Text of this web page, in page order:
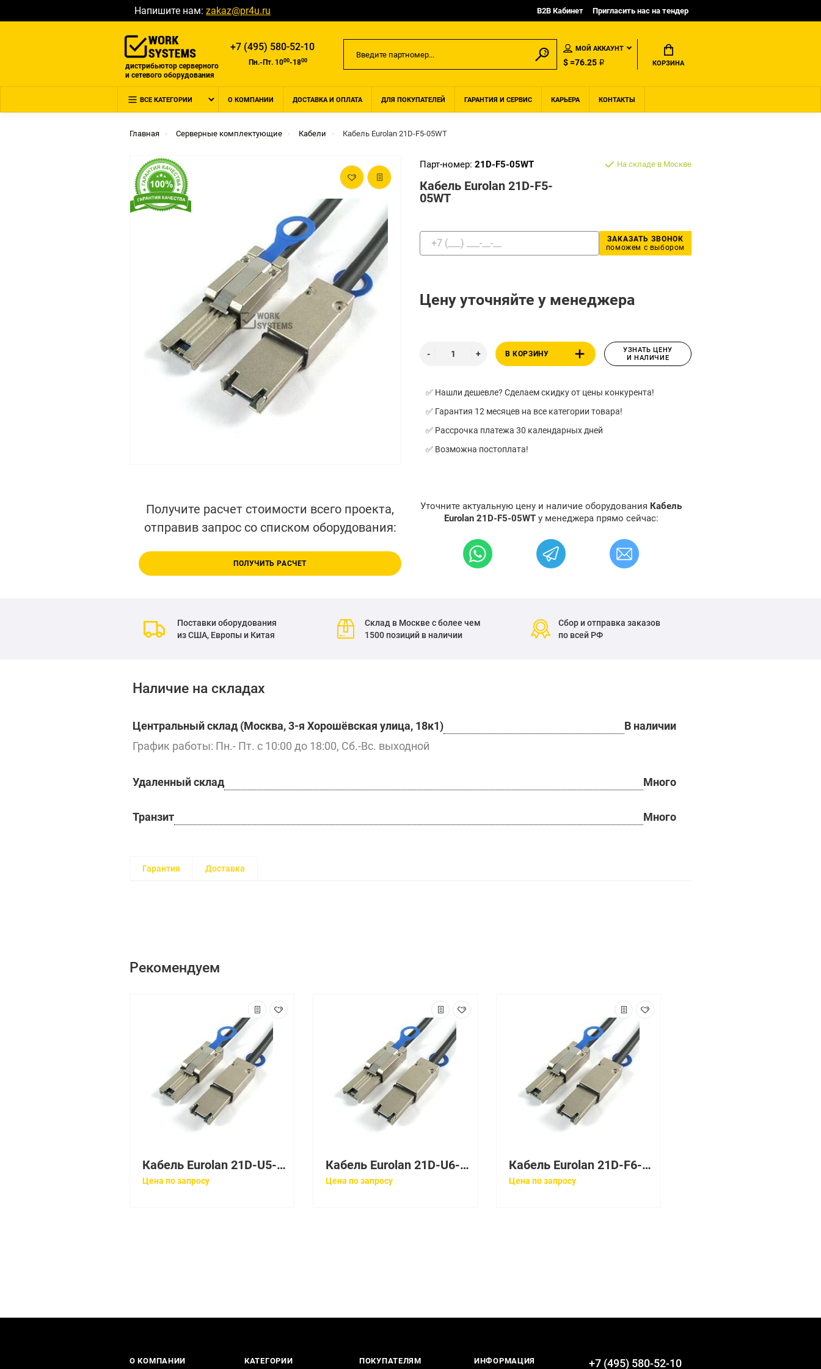
Напишите нам: zakaz@pr4u.ru B2B Кабинет Пригласить нас на тендер
дистрибьютор серверного
и сетевого оборудования
+7 (495) 580-52-10
Пн.-Пт. 1000-1800
МОЙ АККАУНТ
$ =76.25 ₽ КОРЗИНА
ВСЕ КАТЕГОРИИ О КОМПАНИИ ДОСТАВКА И ОПЛАТА ДЛЯ ПОКУПАТЕЛЕЙ ГАРАНТИЯ И СЕРВИС КАРЬЕРА КОНТАКТЫ
Главная Серверные комплектующие Кабели Кабель Eurolan 21D-F5-05WT
Парт-номер: 21D-F5-05WT
Кабель Eurolan 21D-F5-
05WT
На складе в Москве
ЗАКАЗАТЬ ЗВОНОК
поможем с выбором
Цену уточняйте у менеджера
В КОРЗИНУ
УЗНАТЬ ЦЕНУ
И НАЛИЧИЕ
✅ Нашли дешевле? Сделаем скидку от цены конкурента!
✅ Гарантия 12 месяцев на все категории товара!
✅ Рассрочка платежа 30 календарных дней
✅ Возможна постоплата!
Получите расчет стоимости всего проекта,
отправив запрос со списком оборудования:
ПОЛУЧИТЬ РАСЧЕТ
Уточните актуальную цену и наличие оборудования Кабель
Eurolan 21D-F5-05WT у менеджера прямо сейчас:
Поставки оборудования
из США, Европы и Китая
Склад в Москве с более чем
1500 позиций в наличии
Сбор и отправка заказов
по всей РФ
Наличие на складах
Центральный склад (Москва, 3-я Хорошёвская улица, 18к1)
В наличии
График работы: Пн.- Пт. с 10:00 до 18:00, Сб.-Вс. выходной
Удаленный склад Много
Транзит Много
Гарантия Доставка
Рекомендуем
Кабель Eurolan 21D-U5-07WT
Цена по запросу
Кабель Eurolan 21D-U6-05WT
Цена по запросу
Кабель Eurolan 21D-F6-03WT
Цена по запросу
О КОМПАНИИ КАТЕГОРИИ ПОКУПАТЕЛЯМ ИНФОРМАЦИЯ +7 (495) 580-52-10